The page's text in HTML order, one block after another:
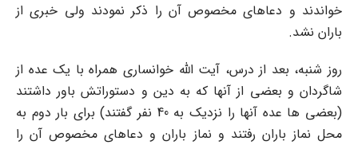
خواندند و دعاهای مخصوص آن را ذکر نمودند ولی خبری از
باران نشد.
روز شنبه، بعد از درس، آیت الله خوانساری همراه با یک عده از
شاگردان و بعضی از آنها که به دین و دستوراتش باور داشتند
(بعضی ها عده آنها را نزدیک به 40 نفر گفتند) برای بار دوم به
محل نماز باران رفتند و نماز باران و دعاهای مخصوص آن را